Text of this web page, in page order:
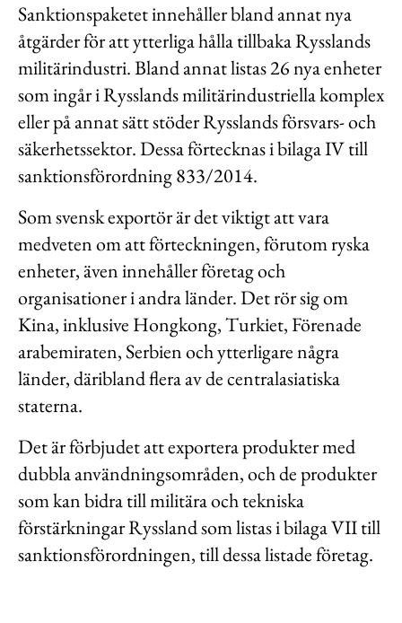
Sanktionspaketet innehåller bland annat nya
åtgärder för att ytterliga hålla tillbaka Rysslands
militärindustri. Bland annat listas 26 nya enheter
som ingår i Rysslands militärindustriella komplex
eller på annat sätt stöder Rysslands försvars- och
säkerhetssektor. Dessa förtecknas i bilaga IV till
sanktionsförordning 833/2014.
Som svensk exportör är det viktigt att vara
medveten om att förteckningen, förutom ryska
enheter, även innehåller företag och
organisationer i andra länder. Det rör sig om
Kina, inklusive Hongkong, Turkiet, Förenade
arabemiraten, Serbien och ytterligare några
länder, däribland flera av de centralasiatiska
staterna.
Det är förbjudet att exportera produkter med
dubbla användningsområden, och de produkter
som kan bidra till militära och tekniska
förstärkningar Ryssland som listas i bilaga VII till
sanktionsförordningen, till dessa listade företag.